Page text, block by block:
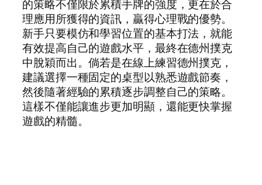
的策略不僅限於累積手牌的強度，更在於合
理應用所獲得的資訊，贏得心理戰的優勢。
新手只要模仿和學習位置的基本打法，就能
有效提高自己的遊戲水平，最終在德州撲克
中脫穎而出。倘若是在線上練習德州撲克，
建議選擇一種固定的桌型以熟悉遊戲節奏，
然後隨著經驗的累積逐步調整自己的策略。
這樣不僅能讓進步更加明顯，還能更快掌握
遊戲的精髓。